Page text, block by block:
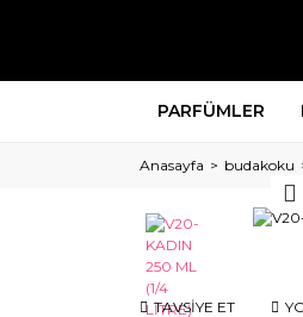
PARFÜMLER
Anasayfa budakoku
TAVSİYE ET